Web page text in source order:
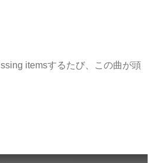
itemsするたび、この曲が頭